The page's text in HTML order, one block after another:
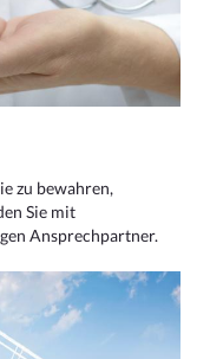
zu bewahren,
Sie mit
Ansprechpartner.